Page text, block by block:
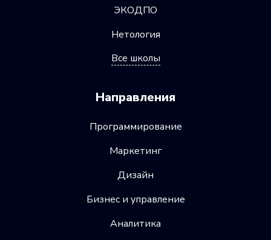
ЭКОДПО
Нетология
Все школы
Направления
Программирование
Маркетинг
Дизайн
Бизнес и управление
Аналитика